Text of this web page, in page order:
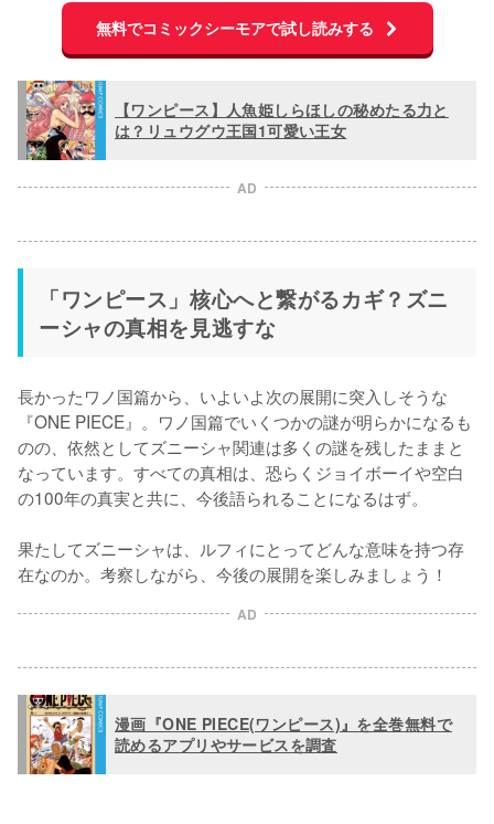
無料でコミックシーモアで試し読みする
【ワンピース】人魚姫しらほしの秘めたる力と
は？リュウグウ王国1可愛い王女
AD
「ワンピース」核心へと繋がるカギ？ズニ
ーシャの真相を見逃すな
長かったワノ国篇から、いよいよ次の展開に突入しそうな
『ONE PIECE』。ワノ国篇でいくつかの謎が明らかになるも
のの、依然としてズニーシャ関連は多くの謎を残したままと
なっています。すべての真相は、恐らくジョイボーイや空白
の100年の真実と共に、今後語られることになるはず。
果たしてズニーシャは、ルフィにとってどんな意味を持つ存
在なのか。考察しながら、今後の展開を楽しみましょう！
AD
漫画『ONE PIECE(ワンピース)』を全巻無料で
読めるアプリやサービスを調査